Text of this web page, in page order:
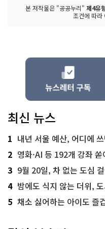
본 저작물은 "공공누리" 제4유
조건에 따라
최신 뉴스
1 내년 서울 예산, 어디에
2 영화·AI 등 192개 강좌
3 9월 20일, 차 없는 도심 걸어
4 밤에도 식지 않는 더위,
5 채소 싫어하는 아이도 즐겁게